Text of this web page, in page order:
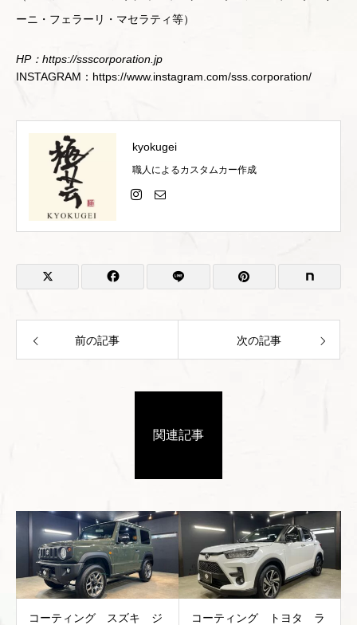
ーニ・フェラーリ・マセラティ等）
HP：https://ssscorporation.jp
INSTAGRAM：https://www.instagram.com/sss.corporation/
kyokugei
職人によるカスタムカー作成
前の記事 次の記事
関連記事
コーティング スズキ ジ
コーティング トヨタ ラ